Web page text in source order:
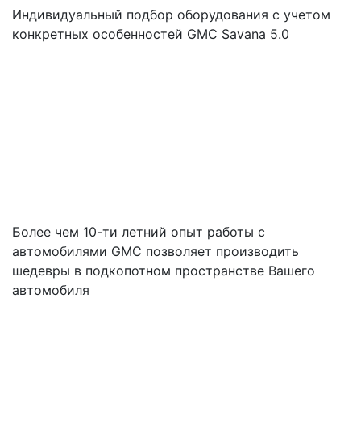
Индивидуальный подбор оборудования с учетом
конкретных особенностей GMC Savana 5.0
Более чем 10-ти летний опыт работы с
автомобилями GMC позволяет производить
шедевры в подкопотном пространстве Вашего
автомобиля